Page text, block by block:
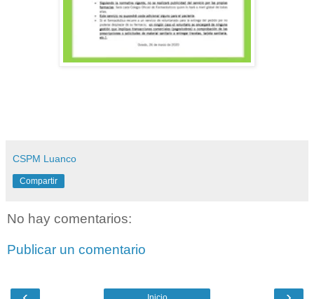
CSPM Luanco
Compartir
No hay comentarios:
Publicar un comentario